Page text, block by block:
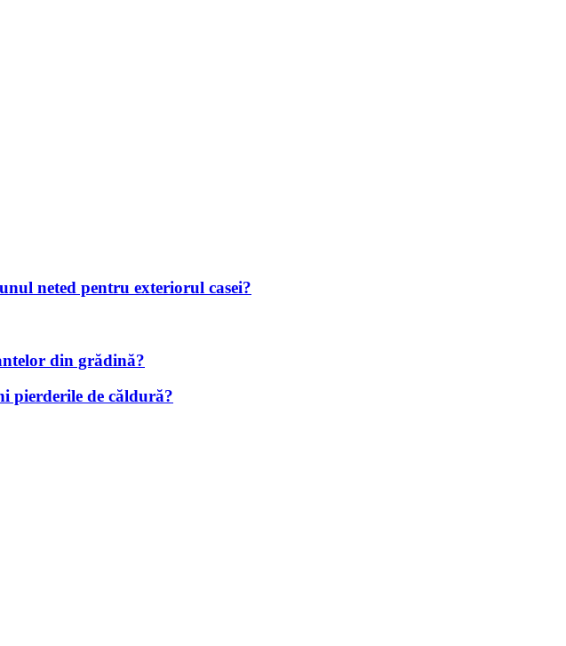
neted pentru exteriorul casei?
din grădină?
pierderile de căldură?